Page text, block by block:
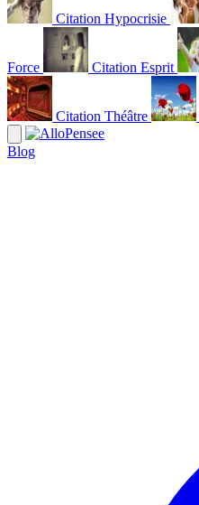
Citation Hypocrisie
Force Citation Esprit
Citation Théâtre
Blog